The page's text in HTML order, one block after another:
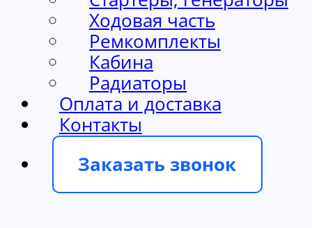
Ходовая часть
Ремкомплекты
Кабина
Радиаторы
Оплата и доставка
Контакты
Заказать звонок